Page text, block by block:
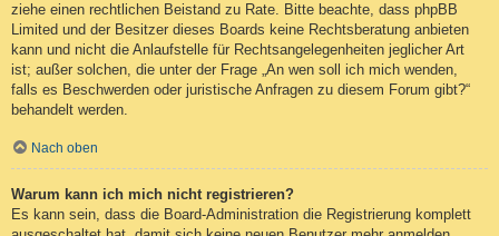
ziehe einen rechtlichen Beistand zu Rate. Bitte beachte, dass phpBB
Limited und der Besitzer dieses Boards keine Rechtsberatung anbieten
kann und nicht die Anlaufstelle für Rechtsangelegenheiten jeglicher Art
ist; außer solchen, die unter der Frage „An wen soll ich mich wenden,
falls es Beschwerden oder juristische Anfragen zu diesem Forum gibt?“
behandelt werden.
Nach oben
Warum kann ich mich nicht registrieren?
Es kann sein, dass die Board-Administration die Registrierung komplett